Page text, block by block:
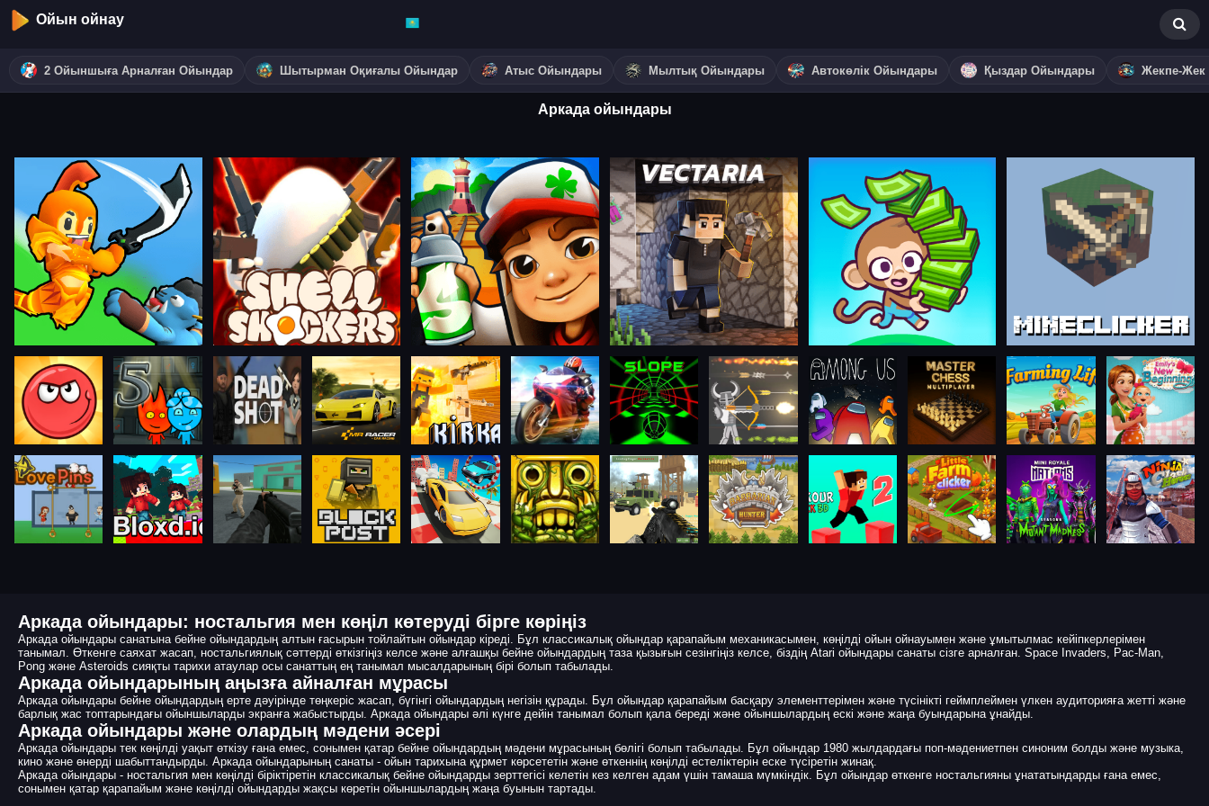
Ойын ойнау
2 Ойыншыға Арналған Ойындар Шытырман Оқиғалы Ойындар Атыс Ойындары Мылтық Ойындары Автокөлік Ойындары Қыздар Ойындары Жекпе-
Аркада ойындары
Аркада ойындары: ностальгия мен көңіл көтеруді бірге көріңіз
Аркада ойындары санатына бейне ойындардың алтын ғасырын тойлайтын ойындар кіреді. Бұл классикалық ойындар қарапайым механикасымен, көңілді ойын ойнауымен және ұмытылмас кейіпкерлерімен
танымал. Өткенге саяхат жасап, ностальгиялық сәттерді өткізгіңіз келсе және алғашқы бейне ойындардың таза қызығын сезінгіңіз келсе, біздің Atari ойындары санаты сізге арналған. Space Invaders, Pac-Man,
Pong және Asteroids сияқты тарихи атаулар осы санаттың ең танымал мысалдарының бірі болып табылады.
Аркада ойындарының аңызға айналған мұрасы
Аркада ойындары бейне ойындардың ерте дәуірінде төңкеріс жасап, бүгінгі ойындардың негізін құрады. Бұл ойындар қарапайым басқару элементтерімен және түсінікті геймплеймен үлкен аудиторияға жетті және
барлық жас топтарындағы ойыншыларды экранға жабыстырды. Аркада ойындары әлі күнге дейін танымал болып қала береді және ойыншылардың ескі және жаңа буындарына ұнайды.
Аркада ойындары және олардың мәдени әсері
Аркада ойындары тек көңілді уақыт өткізу ғана емес, сонымен қатар бейне ойындардың мәдени мұрасының бөлігі болып табылады. Бұл ойындар 1980 жылдардағы поп-мәдениетпен синоним болды және музыка,
кино және өнерді шабыттандырды. Аркада ойындарының санаты - ойын тарихына құрмет көрсететін және өткеннің көңілді естеліктерін еске түсіретін жинақ.
Аркада ойындары - ностальгия мен көңілді біріктіретін классикалық бейне ойындарды зерттегісі келетін кез келген адам үшін тамаша мүмкіндік. Бұл ойындар өткенге ностальгияны ұнататындарды ғана емес,
сонымен қатар қарапайым және көңілді ойындарды жақсы көретін ойыншылардың жаңа буынын тартады.